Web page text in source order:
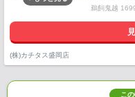
鵜飼鬼越
(株)カチタス盛岡店
こ